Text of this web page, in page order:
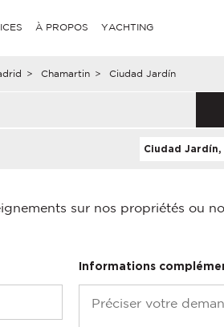
À PROPOS YACHTING
> Chamartin > Ciudad Jardín
Ciudad Jardín,
sur nos propriétés ou
Informations